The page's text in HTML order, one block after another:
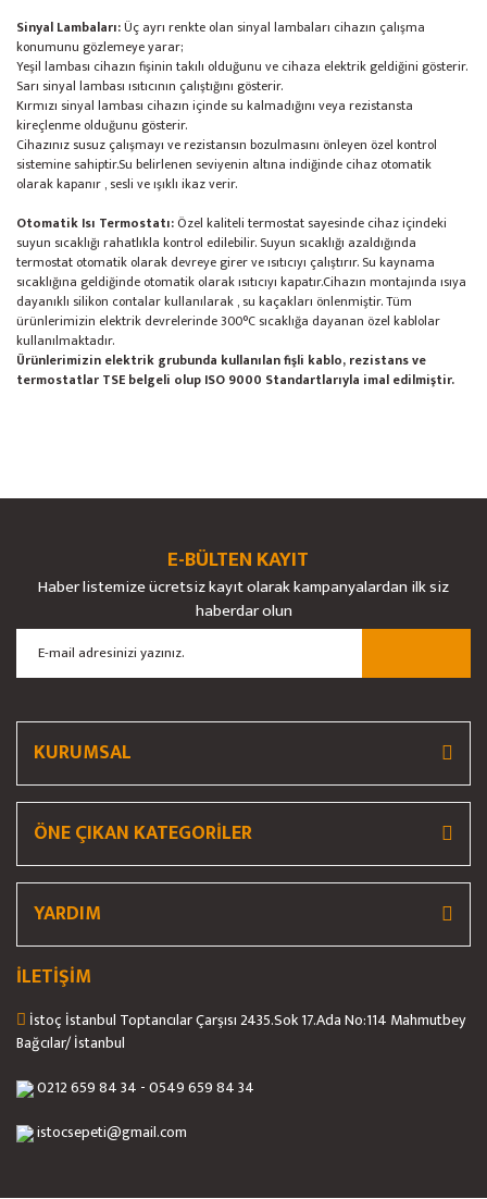
Sinyal Lambaları:Üç ayrı renkte olan sinyal lambaları cihazın çalışma
konumunu gözlemeye yarar;
Yeşil lambası cihazın fişinin takılı olduğunu ve cihaza elektrik geldiğini gösterir.
Sarı sinyal lambası ısıtıcının çalıştığını gösterir.
Kırmızı sinyal lambası cihazın içinde su kalmadığını veya rezistansta
kireçlenme olduğunu gösterir.
Cihazınız susuz çalışmayı ve rezistansın bozulmasını önleyen özel kontrol
sistemine sahiptir.Su belirlenen seviyenin altına indiğinde cihaz otomatik
olarak kapanır , sesli ve ışıklı ikaz verir.
Otomatik Isı Termostatı: Özel kaliteli termostat sayesinde cihaz içindeki
suyun sıcaklığı rahatlıkla kontrol edilebilir. Suyun sıcaklığı azaldığında
termostat otomatik olarak devreye girer ve ısıtıcıyı çalıştırır. Su kaynama
sıcaklığına geldiğinde otomatik olarak ısıtıcıyı kapatır.Cihazın montajında ısıya
dayanıklı silikon contalar kullanılarak , su kaçakları önlenmiştir. Tüm
ürünlerimizin elektrik devrelerinde 300°C sıcaklığa dayanan özel kablolar
kullanılmaktadır.
Ürünlerimizin elektrik grubunda kullanılan fişli kablo, rezistans ve
termostatlar TSE belgeli olup ISO 9000 Standartlarıyla imal edilmiştir.
Bu ürüne ilk yorumu siz yapın!
Yorum Yaz
yetersiz gördüğünüz noktaları öneri formunu kullanarak tarafımıza
Ürün resmi kalitesiz, bozuk veya görüntülenemiyor.
Ürün açıklamasında eksik bilgiler bulunuyor.
Ürün bilgilerinde hatalar bulunuyor.
Ürün fiyatı diğer sitelerden daha pahalı.
E-BÜLTEN KAYIT
Haber listemize ücretsiz kayıt olarak kampanyalardan ilk siz
haberdar olun
KURUMSAL
ÖNE ÇIKAN KATEGORİLER
YARDIM
İLETİŞİM
İstoç İstanbul Toptancılar Çarşısı 2435.Sok 17.Ada No:114 Mahmutbey
Bağcılar/ İstanbul
0212 659 84 34 - 0549 659 84 34
istocsepeti@gmail.com